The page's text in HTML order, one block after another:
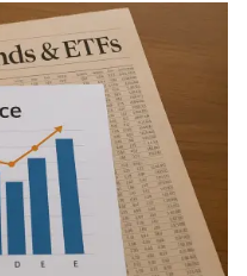
na vyspělé i
bonitních státních i
s dalšími
LifeStrategy, která
složky 60 %, 40 %
cyklu. Díky
mladším
10 let do očekávaného
Za téměř 5letou